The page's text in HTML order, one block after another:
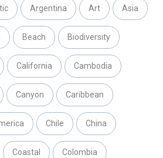
Argentina Art Asia
Beach Biodiversity
California Cambodia
Canyon Caribbean
Chile China
Coastal Colombia